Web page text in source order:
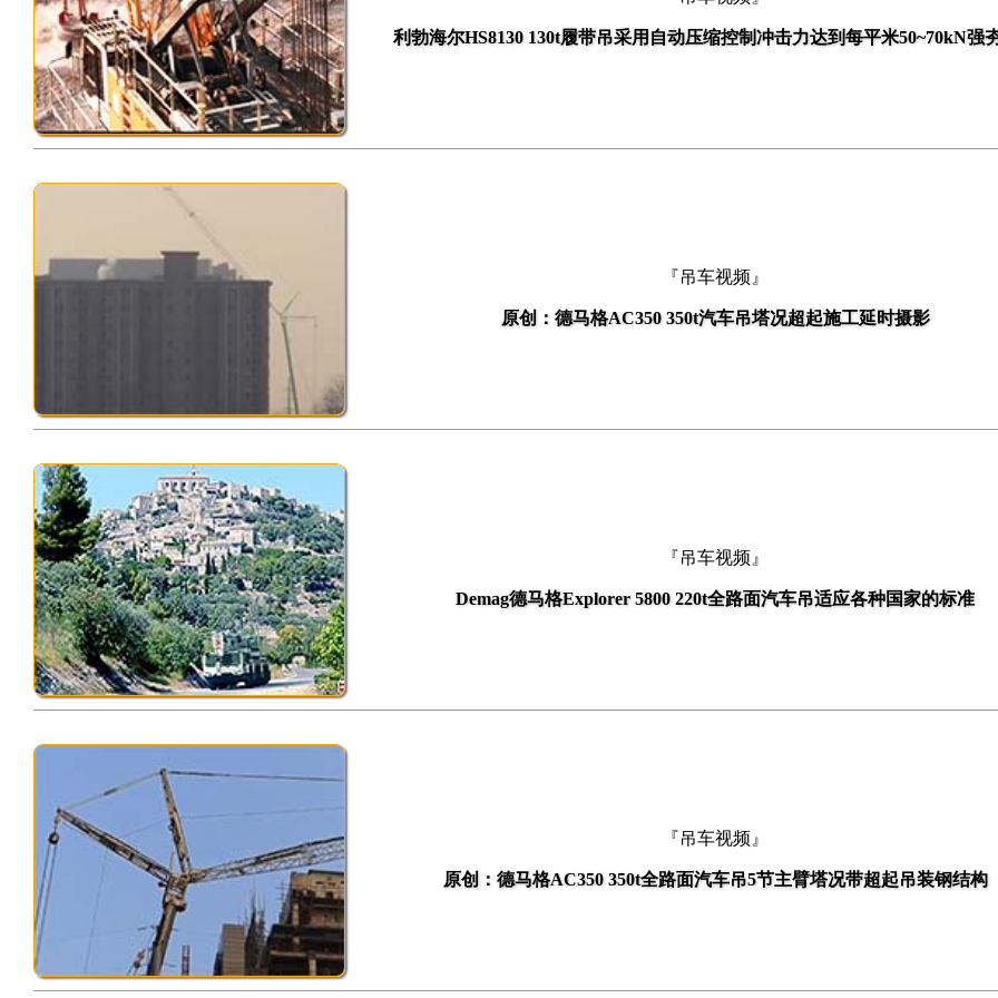
利勃海尔HS8130 130t履带吊采用自动压缩控制冲击力达到每平米50~70kN强
『吊车视频』
原创：德马格AC350 350t汽车吊塔况超起施工延时摄影
『吊车视频』
Demag德马格Explorer 5800 220t全路面汽车吊适应各种国家的标准
『吊车视频』
原创：德马格AC350 350t全路面汽车吊5节主臂塔况带超起吊装钢结构